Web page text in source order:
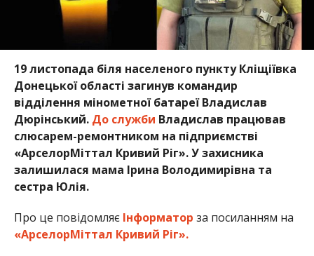
19 листопада біля населеного пункту Кліщіївка
Донецької області загинув командир
відділення мінометної батареї Владислав
Дюрінський. До служби Владислав працював
слюсарем-ремонтником на підприємстві
«АрселорМіттал Кривий Ріг». У захисника
залишилася мама Ірина Володимирівна та
сестра Юлія.
Про це повідомляє Інформатор за посиланням на
«АрселорМіттал Кривий Ріг».